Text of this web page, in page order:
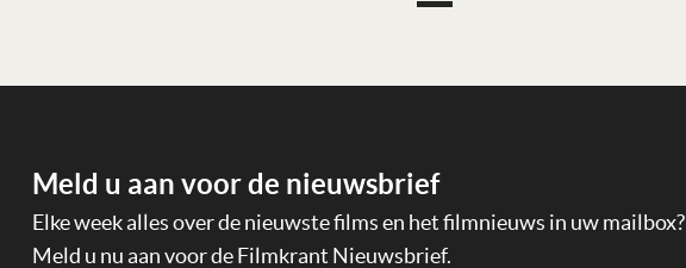
Meld u aan voor de nieuwsbrief
Elke week alles over de nieuwste films en het filmnieuws in uw mailbox?
Meld u nu aan voor de Filmkrant Nieuwsbrief.